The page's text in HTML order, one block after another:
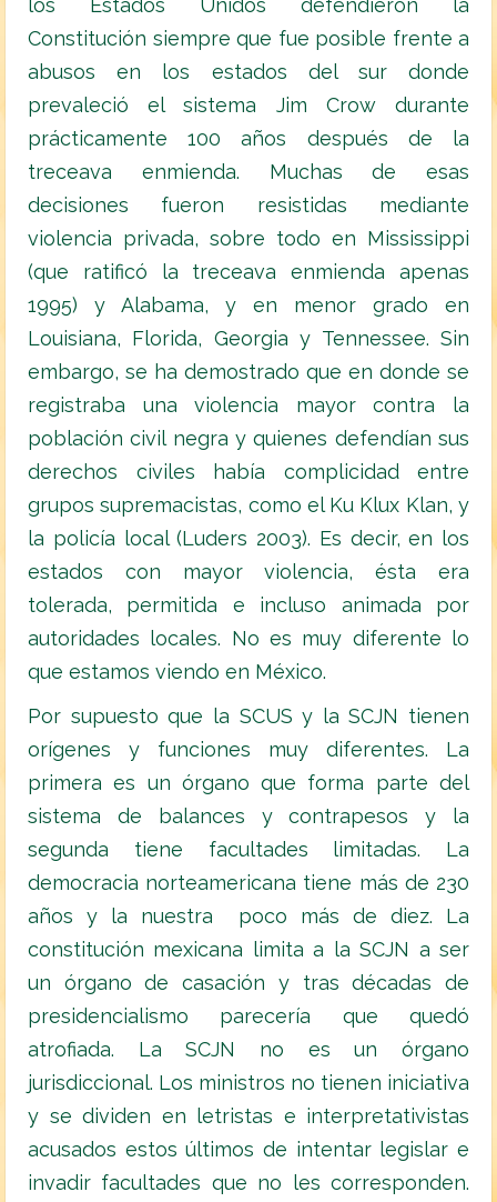
los Estados Unidos defendieron la
Constitución siempre que fue posible frente a
abusos en los estados del sur donde
prevaleció el sistema Jim Crow durante
prácticamente 100 años después de la
treceava enmienda. Muchas de esas
decisiones fueron resistidas mediante
violencia privada, sobre todo en Mississippi
(que ratificó la treceava enmienda apenas
1995) y Alabama, y en menor grado en
Louisiana, Florida, Georgia y Tennessee. Sin
embargo, se ha demostrado que en donde se
registraba una violencia mayor contra la
población civil negra y quienes defendían sus
derechos civiles había complicidad entre
grupos supremacistas, como el Ku Klux Klan, y
la policía local (Luders 2003). Es decir, en los
estados con mayor violencia, ésta era
tolerada, permitida e incluso animada por
autoridades locales. No es muy diferente lo
que estamos viendo en México.
Por supuesto que la SCUS y la SCJN tienen
orígenes y funciones muy diferentes. La
primera es un órgano que forma parte del
sistema de balances y contrapesos y la
segunda tiene facultades limitadas. La
democracia norteamericana tiene más de 230
años y la nuestra poco más de diez. La
constitución mexicana limita a la SCJN a ser
un órgano de casación y tras décadas de
presidencialismo parecería que quedó
atrofiada. La SCJN no es un órgano
jurisdiccional. Los ministros no tienen iniciativa
y se dividen en letristas e interpretativistas
acusados estos últimos de intentar legislar e
invadir facultades que no les corresponden.